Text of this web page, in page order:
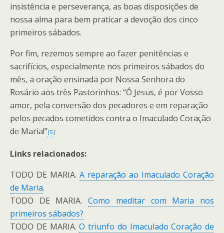
insistência e perseverança, as boas disposições de
nossa alma para bem praticar a devoção dos cinco
primeiros sábados.
Por fim, rezemos sempre ao fazer penitências e
sacrifícios, especialmente nos primeiros sábados do
mês, a oração ensinada por Nossa Senhora do
Rosário aos três Pastorinhos: “Ó Jesus, é por Vosso
amor, pela conversão dos pecadores e em reparação
pelos pecados cometidos contra o Imaculado Coração
de Maria!”[5]
Links relacionados:
TODO DE MARIA. A reparação ao Imaculado Coração
de Maria.
TODO DE MARIA.Como meditar com Maria nos
primeiros sábados?
TODO DE MARIA.O triunfo do Imaculado Coração de